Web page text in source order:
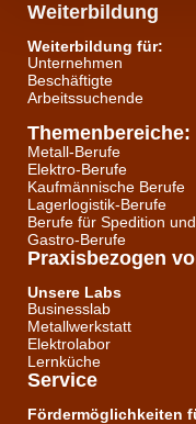
Weiterbildung
Weiterbildung für:
Unternehmen
Beschäftigte
Arbeitssuchende
Themenbereiche:
Metall-Berufe
Elektro-Berufe
Kaufmännische Berufe
Lagerlogistik-Berufe
Berufe für Spedition
Gastro-Berufe
Praxisbezogen
Unsere Labs
Businesslab
Metallwerkstatt
Elektrolabor
Lernküche
Service
Fördermöglichkeiten